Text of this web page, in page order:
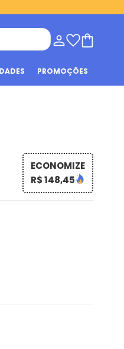
PROMOÇÕES
ECONOMIZE
R$ 148,45